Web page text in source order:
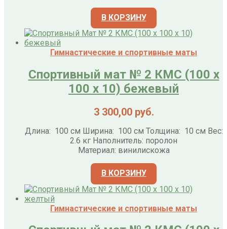
В КОРЗИНУ
Гимнастические и спортивные маты
Спортивный мат № 2 КМС (100 х
100 х 10) бежевый
3 300,00 руб.
Длина: 100 см Ширина: 100 см Толщина: 10 см Вес:
2.6 кг Наполнитель: поролон
Материал: винилискожа
В КОРЗИНУ
Гимнастические и спортивные маты